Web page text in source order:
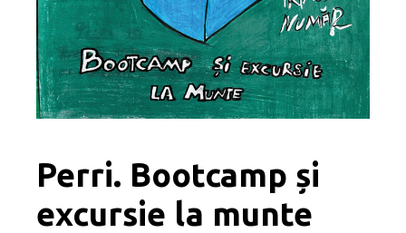
Perri. Bootcamp și
excursie la munte